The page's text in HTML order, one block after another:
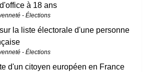
à 18 ans
- Élections
la liste électorale d'une personne
- Élections
d'un citoyen européen en France